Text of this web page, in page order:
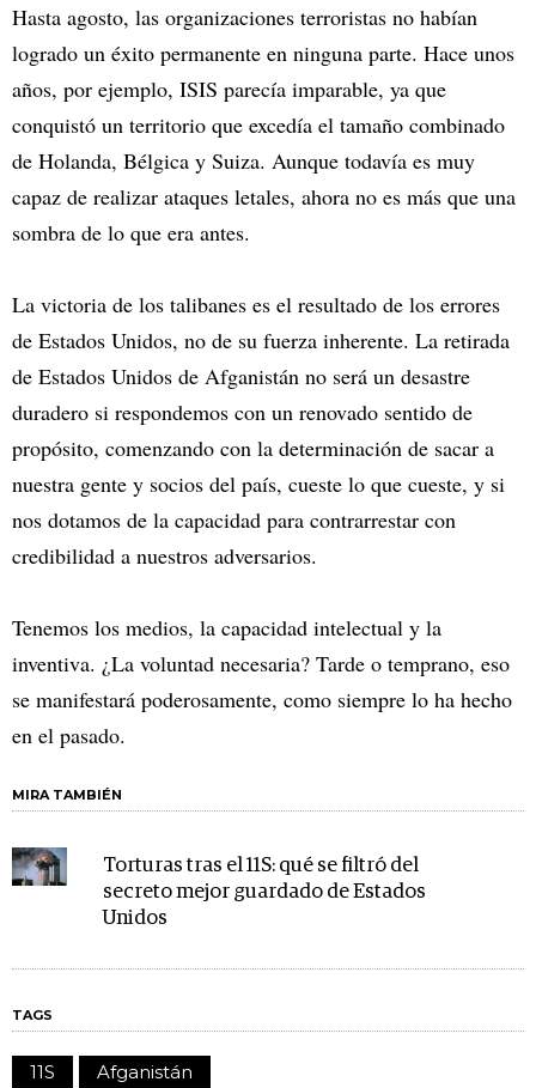
Hasta agosto, las organizaciones terroristas no habían
logrado un éxito permanente en ninguna parte. Hace unos
años, por ejemplo, ISIS parecía imparable, ya que
conquistó un territorio que excedía el tamaño combinado
de Holanda, Bélgica y Suiza. Aunque todavía es muy
capaz de realizar ataques letales, ahora no es más que una
sombra de lo que era antes.
La victoria de los talibanes es el resultado de los errores
de Estados Unidos, no de su fuerza inherente. La retirada
de Estados Unidos de Afganistán no será un desastre
duradero si respondemos con un renovado sentido de
propósito, comenzando con la determinación de sacar a
nuestra gente y socios del país, cueste lo que cueste, y si
nos dotamos de la capacidad para contrarrestar con
credibilidad a nuestros adversarios.
Tenemos los medios, la capacidad intelectual y la
inventiva. ¿La voluntad necesaria? Tarde o temprano, eso
se manifestará poderosamente, como siempre lo ha hecho
en el pasado.
MIRA TAMBIÉN
Torturas tras el 11S: qué se filtró del
secreto mejor guardado de Estados
Unidos
TAGS
11S
Afganistán